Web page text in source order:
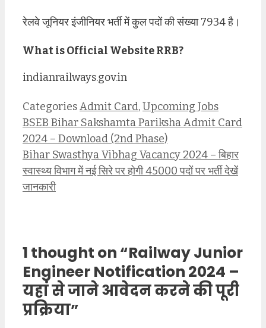
रेलवे जूनियर इंजीनियर भर्ती में कुल पदों की संख्या 7934 है।
What is Official Website RRB?
indianrailways.gov.in
CategoriesAdmit Card,Upcoming Jobs
BSEB Bihar Sakshamta Pariksha Admit Card
2024 – Download (2nd Phase)
Bihar Swasthya Vibhag Vacancy 2024 – बिहार
स्वास्थ्य विभाग में नई सिरे पर होगी 45000 पदों पर भर्ती देखें
जानकारी
1 thought on “Railway Junior
Engineer Notification 2024 –
यहां से जाने आवेदन करने की पूरी
प्रक्रिया”